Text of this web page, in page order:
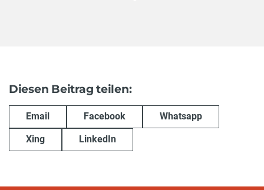
Diesen Beitrag teilen:
Email Facebook Whatsapp
Xing LinkedIn